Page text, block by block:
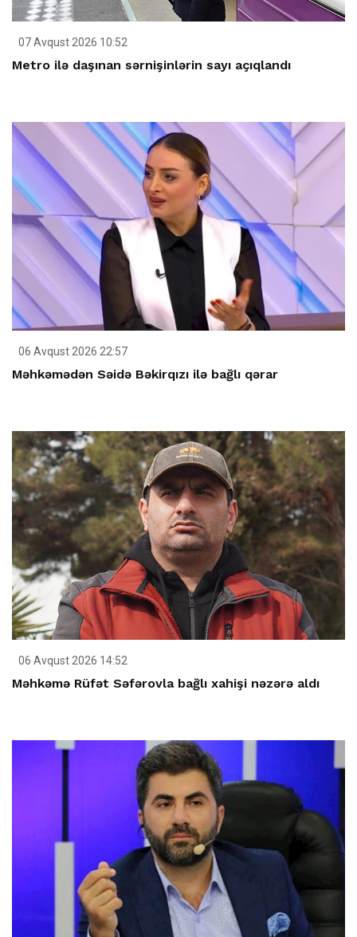
07 Avqust 2026 10:52
Metro ilə daşınan sərnişinlərin sayı açıqlandı
06 Avqust 2026 22:57
Məhkəmədən Səidə Bəkirqızı ilə bağlı qərar
06 Avqust 2026 14:52
Məhkəmə Rüfət Səfərovla bağlı xahişi nəzərə aldı